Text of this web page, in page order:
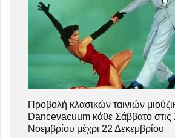
Προβολή κλασικών ταινιών
Dancevacuum κάθε Σάββατο
Νοεμβρίου μέχρι 22 Δεκεμβρίου